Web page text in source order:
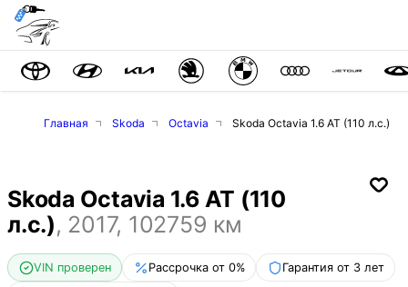
Главная Skoda Octavia Skoda Octavia 1.6 AT (110 л.с.)
Skoda Octavia 1.6 AT (110
л.с.), 2017, 102759 км
VIN проверен Рассрочка от 0% Гарантия от 3 лет